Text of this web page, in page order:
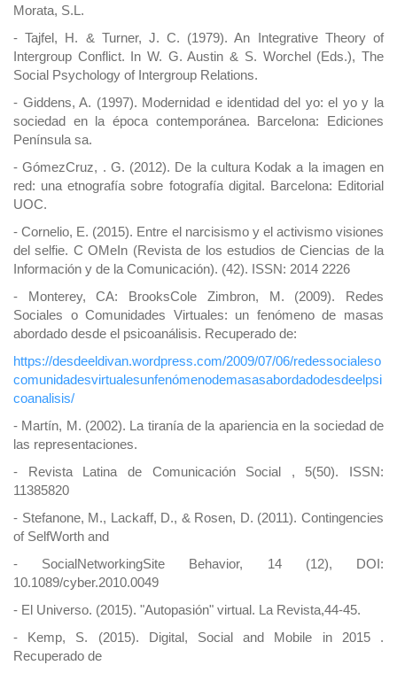
Morata, S.L.
- Tajfel, H. & Turner, J. C. (1979). An Integrative Theory of
Intergroup Conflict. In W. G. Austin & S. Worchel (Eds.), The
Social Psychology of Intergroup Relations.
- Giddens, A. (1997). Modernidad e identidad del yo: el yo y la
sociedad en la época contemporánea. Barcelona: Ediciones
Península sa.
- GómezCruz, . G. (2012). De la cultura Kodak a la imagen en
red: una etnografía sobre fotografía digital. Barcelona: Editorial
UOC.
- Cornelio, E. (2015). Entre el narcisismo y el activismo visiones
del selfie. C OMeIn (Revista de los estudios de Ciencias de la
Información y de la Comunicación). (42). ISSN: 2014 2226
- Monterey, CA: BrooksCole Zimbron, M. (2009). Redes
Sociales o Comunidades Virtuales: un fenómeno de masas
abordado desde el psicoanálisis. Recuperado de:
https://desdeeldivan.wordpress.com/2009/07/06/redessocialeso
comunidadesvirtualesunfenómenodemasasabordadodesdeelpsi
coanalisis/
- Martín, M. (2002). La tiranía de la apariencia en la sociedad de
las representaciones.
- Revista Latina de Comunicación Social , 5(50). ISSN:
11385820
- Stefanone, M., Lackaff, D., & Rosen, D. (2011). Contingencies
of SelfWorth and
- SocialNetworkingSite Behavior, 14 (12), DOI:
10.1089/cyber.2010.0049
- El Universo. (2015). "Autopasión" virtual. La Revista,44-45.
- Kemp, S. (2015). Digital, Social and Mobile in 2015 .
Recuperado de